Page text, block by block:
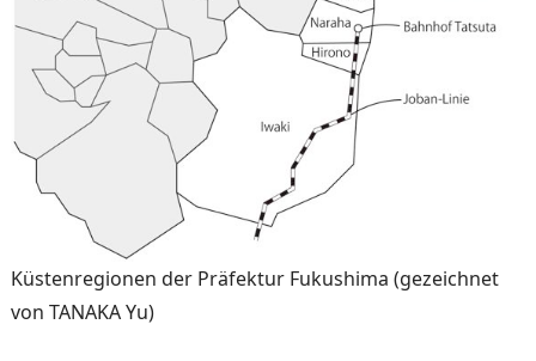
Küstenregionen der Präfektur Fukushima (gezeichnet
von TANAKA Yu)